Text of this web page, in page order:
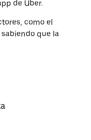
de Uber.
como el
que la